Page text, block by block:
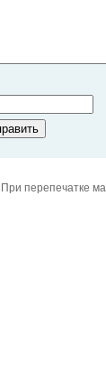
перепечатке